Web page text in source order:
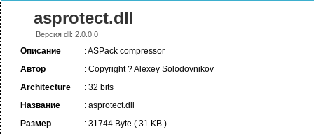
asprotect.dll
Версия dll: 2.0.0.0
Описание
: ASPack compressor
Автор
: Copyright ? Alexey Solodovnikov
Architecture
: 32 bits
Название
: asprotect.dll
Размер
: 31744 Byte ( 31 KB )